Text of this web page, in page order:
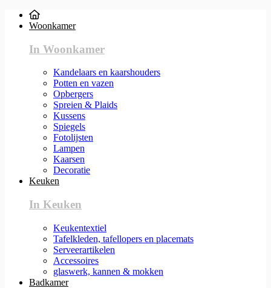
Woonkamer
In Woonkamer
Kandelaars en kaarshouders
Potten en vazen
Opbergers
Spreien & Plaids
Kussens
Spiegels
Fotolijsten
Lampen
Kaarsen
Decoratie
Keuken
In Keuken
Keukentextiel
Tafelkleden, tafellopers en placemats
Serveerartikelen
Accessoires
glaswerk, kannen & mokken
Badkamer